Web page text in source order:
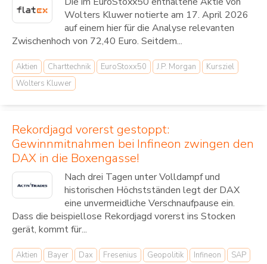
Wolters Kluwer notierte am 17. April 2026
auf einem hier für die Analyse relevanten
Zwischenhoch von 72,40 Euro. Seitdem...
Aktien Charttechnik EuroStoxx50 J.P. Morgan
Kursziel
Wolters Kluwer
Rekordjagd vorerst gestoppt:
Gewinnmitnahmen bei Infineon zwingen den
DAX in die Boxengasse!
Nach drei Tagen unter Volldampf und
historischen Höchstständen legt der DAX
eine unvermeidliche Verschnaufpause ein.
Dass die beispiellose Rekordjagd vorerst ins Stocken
gerät, kommt für...
Aktien Bayer Dax Fresenius Geopolitik Infineon SAP